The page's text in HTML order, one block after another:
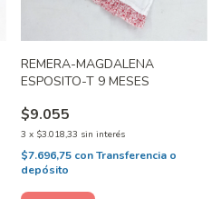
REMERA-MAGDALENA
ESPOSITO-T 9 MESES
$9.055
3 x $3.018,33 sin interés
$7.696,75 con Transferencia o
depósito